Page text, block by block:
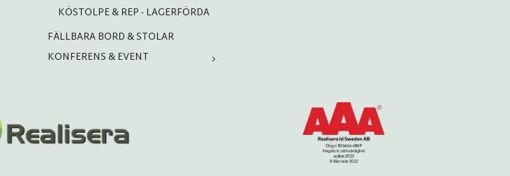
KÖSTOLPE & REP - LAGERFÖRDA
FÄLLBARA BORD & STOLAR
KONFERENS & EVENT